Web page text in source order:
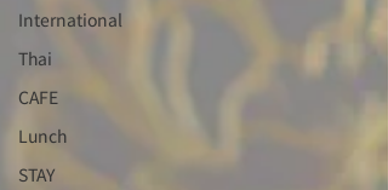
International
Thai
CAFE
Lunch
STAY